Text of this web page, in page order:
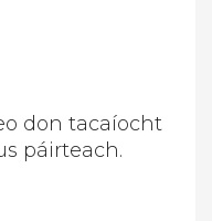
don tacaíocht
páirteach.